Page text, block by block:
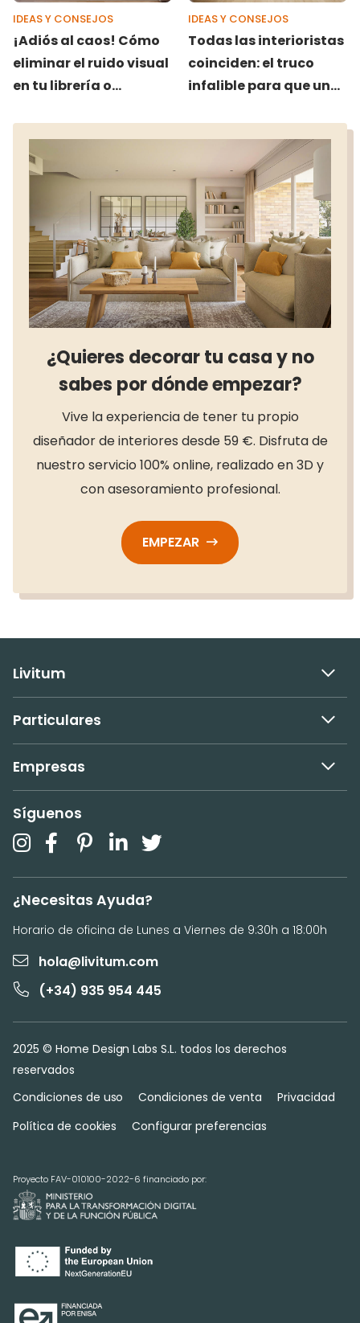
IDEAS Y CONSEJOS
¡Adiós al caos! Cómo
eliminar el ruido visual
en tu librería o
IDEAS Y CONSEJOS
Todas las interioristas
coinciden: el truco
infalible para que una
sobrecargar el espacio
¿Quieres decorar tu casa y no
sabes por dónde empezar?
Vive la experiencia de tener tu propio
diseñador de interiores desde 59 €. Disfruta de
nuestro servicio 100% online, realizado en 3D y
con asesoramiento profesional.
EMPEZAR
Livitum
Particulares
Empresas
Síguenos
¿Necesitas Ayuda?
Horario de oficina de Lunes a Viernes de 9:30h a 18:00h
hola@livitum.com
(+34) 935 954 445
2025 © Home Design Labs S.L. todos los derechos
reservados
Condiciones de uso
Condiciones de venta
Privacidad
Política de cookies
Configurar preferencias
Proyecto FAV-010100-2022-6 financiado por: